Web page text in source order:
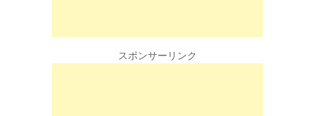
スポンサーリンク